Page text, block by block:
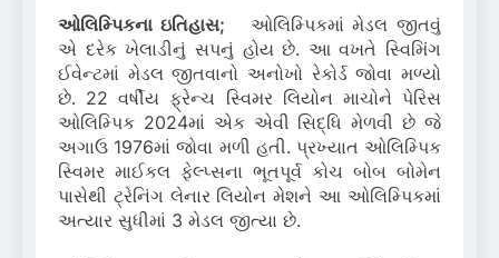
ઓલિમ્પિકના ઇતિહાસ; ઓલિમ્પિકમાં મેડલ જીતવું
એ દરેક ખેલાડીનું સપનું હોય છે. આ વખતે સ્વિમિંગ
ઈવેન્ટમાં મેડલ જીતવાનો અનોખો રેકોર્ડ જોવા મળ્યો
છે. 22 વર્ષીય ફ્રેન્ચ સ્વિમર લિયોન માચોને પેરિસ
ઓલિમ્પિક 2024માં એક એવી સિદ્ધિ મેળવી છે જે
અગાઉ 1976માં જોવા મળી હતી. પ્રખ્યાત ઓલિમ્પિક
સ્વિમર માઈકલ ફેલ્પ્સના ભૂતપૂર્વ કોચ બોબ બોમેન
પાસેથી ટ્રેનિંગ લેનાર લિયોન મેશને આ ઓલિમ્પિકમાં
અત્યાર સુધીમાં 3 મેડલ જીત્યા છે.